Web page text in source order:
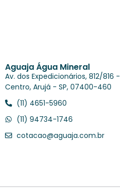
Aguaja Água Mineral
Av. dos Expedicionários, 812/816 -
Centro, Arujá - SP, 07400-460
(11) 4651-5960
(11) 94734-1746
cotacao@aguaja.com.br